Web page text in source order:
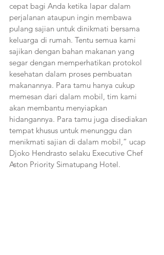
cepat bagi Anda ketika lapar dalam
perjalanan ataupun ingin membawa
pulang sajian untuk dinikmati bersama
keluarga di rumah. Tentu semua kami
sajikan dengan bahan makanan yang
segar dengan memperhatikan protokol
kesehatan dalam proses pembuatan
makanannya. Para tamu hanya cukup
memesan dari dalam mobil, tim kami
akan membantu menyiapkan
hidangannya. Para tamu juga disediakan
tempat khusus untuk menunggu dan
menikmati sajian di dalam mobil,” ucap
Djoko Hendrasto selaku Executive Chef
Aston Priority Simatupang Hotel.